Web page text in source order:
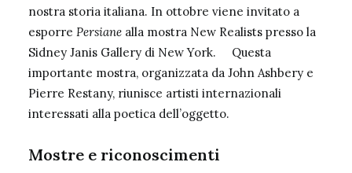
nostra storia italiana. In ottobre viene invitato a
esporre Persiane alla mostra New Realists presso la
Sidney Janis Gallery di New York. Questa
importante mostra, organizzata da John Ashbery e
Pierre Restany, riunisce artisti internazionali
interessati alla poetica dell’oggetto.
Mostre e riconoscimenti